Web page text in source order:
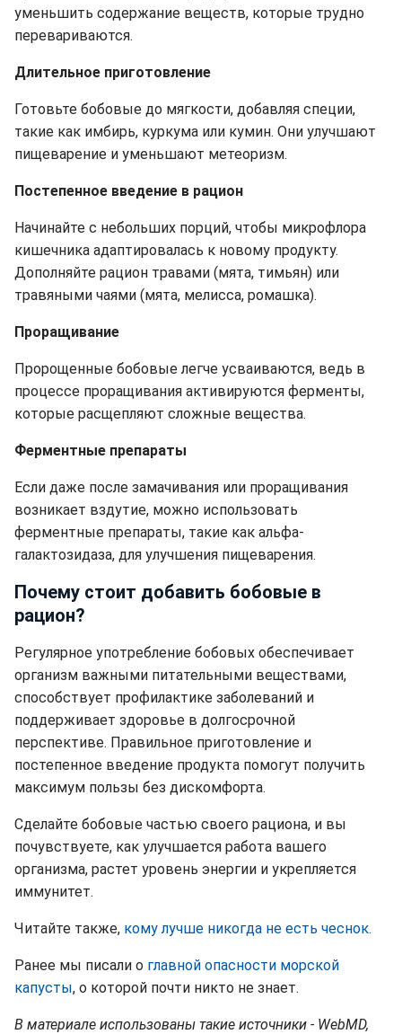
уменьшить содержание веществ, которые трудно
перевариваются.
Длительное приготовление
Готовьте бобовые до мягкости, добавляя специи,
такие как имбирь, куркума или кумин. Они улучшают
пищеварение и уменьшают метеоризм.
Постепенное введение в рацион
Начинайте с небольших порций, чтобы микрофлора
кишечника адаптировалась к новому продукту.
Дополняйте рацион травами (мята, тимьян) или
травяными чаями (мята, мелисса, ромашка).
Проращивание
Пророщенные бобовые легче усваиваются, ведь в
процессе проращивания активируются ферменты,
которые расщепляют сложные вещества.
Ферментные препараты
Если даже после замачивания или проращивания
возникает вздутие, можно использовать
ферментные препараты, такие как альфа-
галактозидаза, для улучшения пищеварения.
Почему стоит добавить бобовые в
рацион?
Регулярное употребление бобовых обеспечивает
организм важными питательными веществами,
способствует профилактике заболеваний и
поддерживает здоровье в долгосрочной
перспективе. Правильное приготовление и
постепенное введение продукта помогут получить
максимум пользы без дискомфорта.
Сделайте бобовые частью своего рациона, и вы
почувствуете, как улучшается работа вашего
организма, растет уровень энергии и укрепляется
иммунитет.
Читайте также, кому лучше никогда не есть чеснок.
Ранее мы писали о главной опасности морской
капусты, о которой почти никто не знает.
В материале использованы такие источники - WebMD,